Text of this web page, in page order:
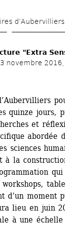
d’Aubervilliers
"Extra
3 novembre
quinze jours,
et
abordée
sciences
à la
d’un moment
lieu en juin
à une